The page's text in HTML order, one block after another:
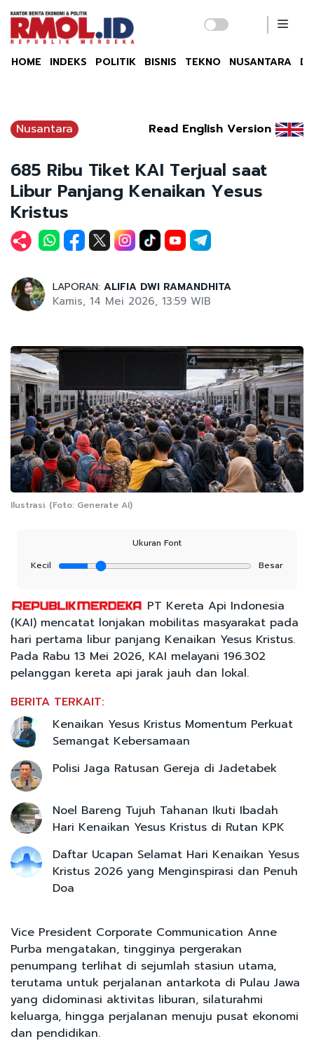
HOME INDEKS POLITIK BISNIS TEKNO NUSANTARA
Nusantara Read English Version
685 Ribu Tiket KAI Terjual saat
Libur Panjang Kenaikan Yesus
Kristus
LAPORAN: ALIFIA DWI RAMANDHITA
Kamis, 14 Mei 2026, 13:59 WIB
Ilustrasi. (Foto: Generate AI)
Ukuran Font
Kecil
Besar
PT Kereta Api Indonesia
(KAI) mencatat lonjakan mobilitas masyarakat pada
hari pertama libur panjang Kenaikan Yesus Kristus.
Pada Rabu 13 Mei 2026, KAI melayani 196.302
pelanggan kereta api jarak jauh dan lokal.
BERITA TERKAIT:
Kenaikan Yesus Kristus Momentum Perkuat
Semangat Kebersamaan
Polisi Jaga Ratusan Gereja di Jadetabek
Noel Bareng Tujuh Tahanan Ikuti Ibadah
Hari Kenaikan Yesus Kristus di Rutan KPK
Daftar Ucapan Selamat Hari Kenaikan Yesus
Kristus 2026 yang Menginspirasi dan Penuh
Doa
Vice President Corporate Communication Anne
Purba mengatakan, tingginya pergerakan
penumpang terlihat di sejumlah stasiun utama,
terutama untuk perjalanan antarkota di Pulau Jawa
yang didominasi aktivitas liburan, silaturahmi
keluarga, hingga perjalanan menuju pusat ekonomi
dan pendidikan.